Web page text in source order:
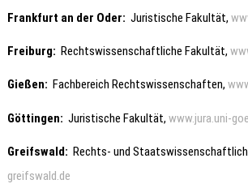
Frankfurt an der Oder:Juristische Fakultät,
Freiburg:Rechtswissenschaftliche Fakultät,
Gießen: Fachbereich Rechtswissenschaften,
Göttingen:Juristische Fakultät,www.jura.uni-
Greifswald:Rechts- und
greifswald.de